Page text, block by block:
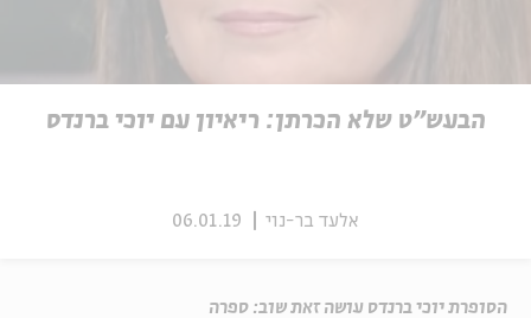
הבעש"ט שלא הכרתן: ריאיון עם יוכי ברנדס
אלעד בר-נוי 06.01.19
הסופרת יוכי ברנדס עושה זאת שוב: ספרה